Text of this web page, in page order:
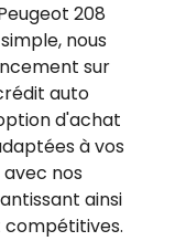
208
nous
sur
auto
d'achat
à vos
nos
ainsi
compétitives.